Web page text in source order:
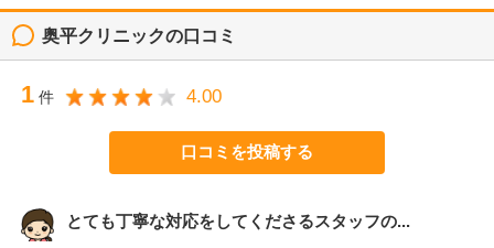
奥平クリニックの口コミ
1 件 4.00
口コミを投稿する
とても丁寧な対応をしてくださるスタッフの...